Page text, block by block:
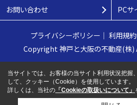
お問い合わせ PCサ
プライバシーポリシー ｜ 利用規約
Copyright 神戸と大阪の不動産(
当サイトでは、お客様の当サイト利用状況把握
して、クッキー（Cookie）を使用しています。
詳しくは、当社の 「Cookieの取扱いについて」